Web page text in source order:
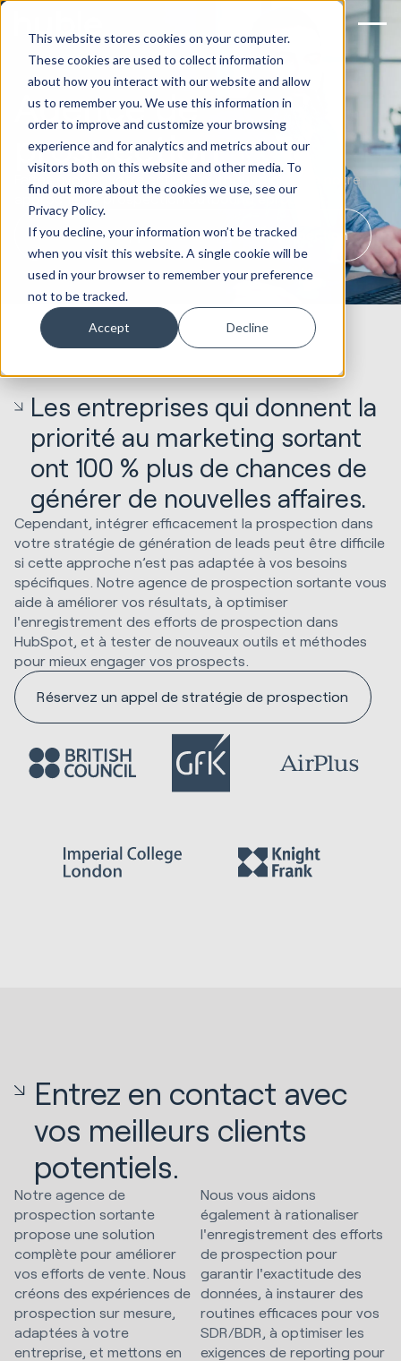
This website stores cookies on your computer.
These cookies are used to collect information
about how you interact with our website and allow
us to remember you. We use this information in
order to improve and customize your browsing
experience and for analytics and metrics about our
visitors both on this website and other media. To
find out more about the cookies we use, see our
Privacy Policy.
If you decline, your information won’t be tracked
when you visit this website. A single cookie will be
used in your browser to remember your preference
not to be tracked.
Accept Decline
Agence de
prospection
Faites évoluer votre activité outbound grâce à notre
approche de prospection outbound éprouvée.
Réservez un appel de stratégie de prospection
Les entreprises qui donnent la
priorité au marketing sortant
ont 100 % plus de chances de
générer de nouvelles affaires.
Cependant, intégrer efficacement la prospection dans
votre stratégie de génération de leads peut être difficile
si cette approche n’est pas adaptée à vos besoins
spécifiques. Notre agence de prospection sortante vous
aide à améliorer vos résultats, à optimiser
l'enregistrement des efforts de prospection dans
HubSpot, et à tester de nouveaux outils et méthodes
pour mieux engager vos prospects.
Réservez un appel de stratégie de prospection
Entrez en contact avec
vos meilleurs clients
potentiels.
Notre agence de
prospection sortante
propose une solution
complète pour améliorer
vos efforts de vente. Nous
créons des expériences de
prospection sur mesure,
adaptées à votre
entreprise, et mettons en
Nous vous aidons
également à rationaliser
l'enregistrement des efforts
de prospection pour
garantir l'exactitude des
données, à instaurer des
routines efficaces pour vos
SDR/BDR, à optimiser les
exigences de reporting pour